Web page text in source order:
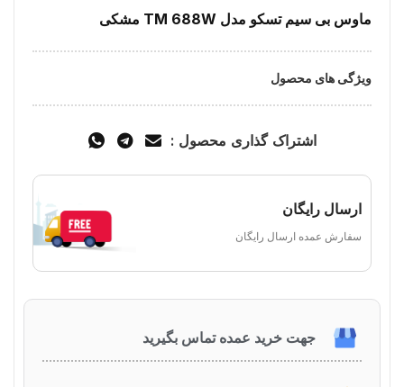
ماوس بی سیم تسکو مدل TM 688W مشکی
ویژگی های محصول
اشتراک گذاری محصول :
ارسال رایگان
سفارش عمده ارسال رایگان
جهت خرید عمده تماس بگیرید